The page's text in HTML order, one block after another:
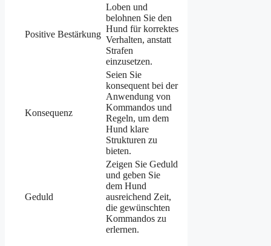
Positive Bestärkung
Loben und
belohnen Sie den
Hund für korrektes
Verhalten, anstatt
Strafen
einzusetzen.
Konsequenz
Seien Sie
konsequent bei der
Anwendung von
Kommandos und
Regeln, um dem
Hund klare
Strukturen zu
bieten.
Geduld
Zeigen Sie Geduld
und geben Sie
dem Hund
ausreichend Zeit,
die gewünschten
Kommandos zu
erlernen.